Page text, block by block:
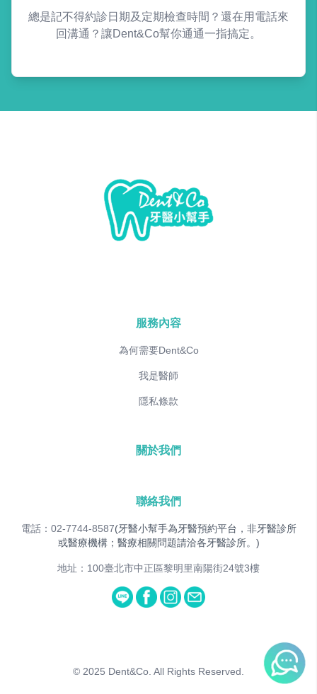
總是記不得約診日期及定期檢查時間？還在用電話來
回溝通？讓Dent&Co幫你通通一指搞定。
服務內容
為何需要Dent&Co
我是醫師
隱私條款
關於我們
聯絡我們
電話：02-7744-8587(牙醫小幫手為牙醫預約平台，非牙醫診所
或醫療機構；醫療相關問題請洽各牙醫診所。)
地址：100臺北市中正區黎明里南陽街24號3樓
© 2025 Dent&Co. All Rights Reserved.